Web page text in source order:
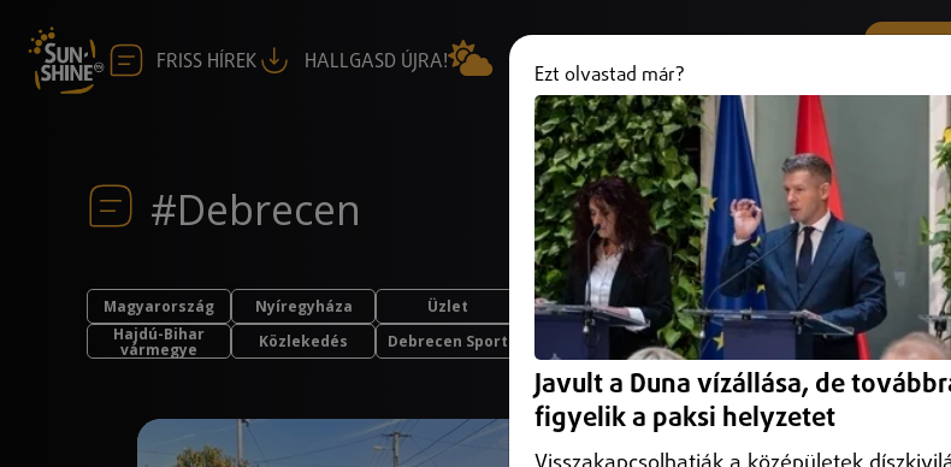
FRISS HÍREK HALLGASD ÚJRA! +36 (20) 316 3000
#Debrecen
Magyarország Nyíregyháza Üzlet Sport Belföld Programajánló
Hajdú-Bihar
vármegye Közlekedés Debrecen Sport Helyi Debrecen Helyi Debrecen
Közlekedés
Ezt olvastad már?
Javult a Duna vízállása, de
figyelik a paksi helyzetet